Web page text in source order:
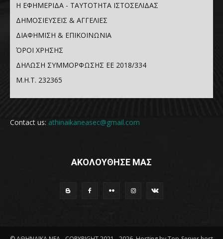
Η ΕΦΗΜΕΡΙΔΑ - ΤΑΥΤΟΤΗΤΑ ΙΣΤΟΣΕΛΙΔΑΣ
ΔΗΜΟΣΙΕΥΣΕΙΣ & ΑΓΓΕΛΙΕΣ
ΔΙΑΦΗΜΙΣΗ & ΕΠΙΚΟΙΝΩΝΙΑ
ΌΡΟΙ ΧΡΗΣΗΣ
ΔΗΛΩΣΗ ΣΥΜΜΟΡΦΩΣΗΣ ΕΕ 2018/334
Μ.Η.Τ. 232365
Contact us: athinaikaneasec@gmail.com
ΑΚΟΛΟΥΘΗΣΕ ΜΑΣ